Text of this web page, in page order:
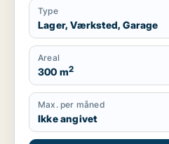
Type
Lager, Værksted, Garage
Areal
300 m2
Max. per måned
Ikke angivet